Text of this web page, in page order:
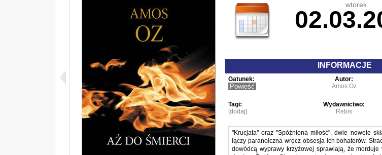
wtorek
INFORMACJE
Gatunek:
Powieść
Autor:
Amos Oz
Tagi:
[dodaj]
Wydawnictwo:
Rebis
"Krucjata" oraz "Spóźniona miłość", dwie nowele
łączy paranoiczna wręcz obsesja ich bohaterów.
dowódcą wyprawy krzyżowej sprawiają, że morduje